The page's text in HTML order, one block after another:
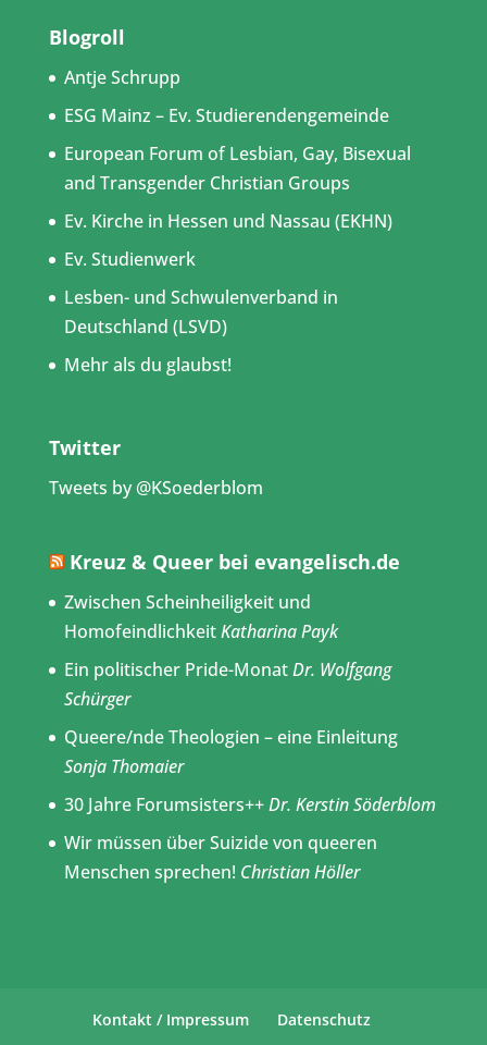
Blogroll
Antje Schrupp
ESG Mainz – Ev. Studierendengemeinde
European Forum of Lesbian, Gay, Bisexual
and Transgender Christian Groups
Ev. Kirche in Hessen und Nassau (EKHN)
Ev. Studienwerk
Lesben- und Schwulenverband in
Deutschland (LSVD)
Mehr als du glaubst!
Twitter
Tweets by @KSoederblom
Kreuz & Queer bei evangelisch.de
Zwischen Scheinheiligkeit und
HomofeindlichkeitKatharina Payk
Ein politischer Pride-MonatDr. Wolfgang
Schürger
Queere/nde Theologien – eine Einleitung
Sonja Thomaier
30 Jahre Forumsisters++Dr. Kerstin Söderblom
Wir müssen über Suizide von queeren
Menschen sprechen! Christian Höller
Kontakt / Impressum Datenschutz